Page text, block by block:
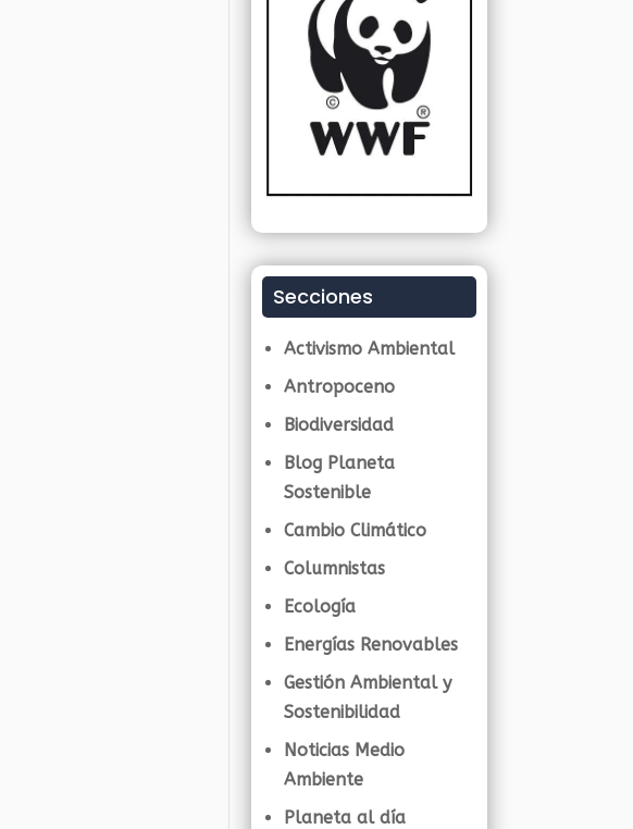
Secciones
Activismo Ambiental
Antropoceno
Biodiversidad
Blog Planeta
Sostenible
Cambio Climático
Columnistas
Ecología
Energías Renovables
Gestión Ambiental y
Sostenibilidad
Noticias Medio
Ambiente
Planeta al día